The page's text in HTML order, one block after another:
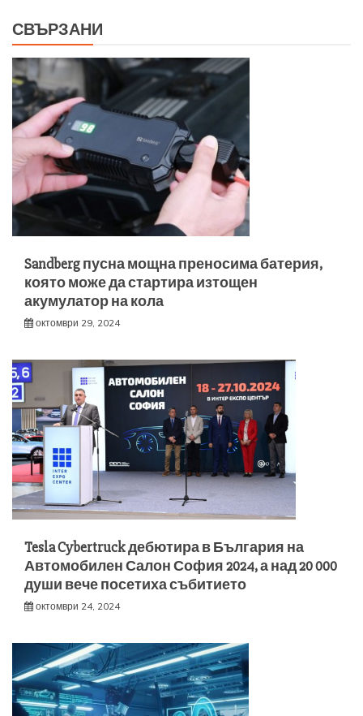
СВЪРЗАНИ
Sandberg пусна мощна преносима батерия,
която може да стартира изтощен
акумулатор на кола
октомври 29, 2024
Tesla Cybertruck дебютира в България на
Автомобилен Салон София 2024, а над 20 000
души вече посетиха събитието
октомври 24, 2024